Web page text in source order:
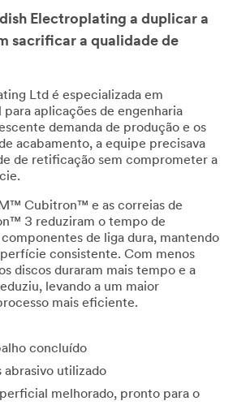
Electroplating a duplicar a
sacrificar a qualidade de
Ltd é especializada em
aplicações de engenharia
demanda de produção e os
acabamento, a equipe precisava
de retificação sem comprometer a
Cubitron™ e as correias de
3 reduziram o tempo de
de liga dura, mantendo
consistente. Com menos
discos duraram mais tempo e a
levando a um maior
mais eficiente.
concluído
abrasivo utilizado
melhorado, pronto para o